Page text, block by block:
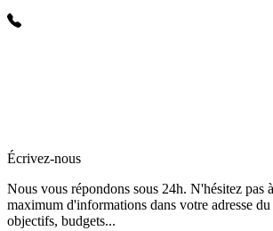
Écrivez-nous
Nous vous répondons sous 24h. N'hésitez pas
maximum d'informations dans votre adresse du
objectifs, budgets...